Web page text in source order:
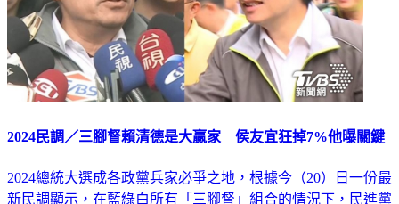
2024總統大選成各政黨兵家必爭之地，根據今（20）日一份最